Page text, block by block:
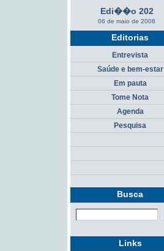
Edi��o 202
06 de maio de 2008
Editorias
Entrevista
Saúde e bem-estar
Em pauta
Tome Nota
Agenda
Pesquisa
Busca
Links